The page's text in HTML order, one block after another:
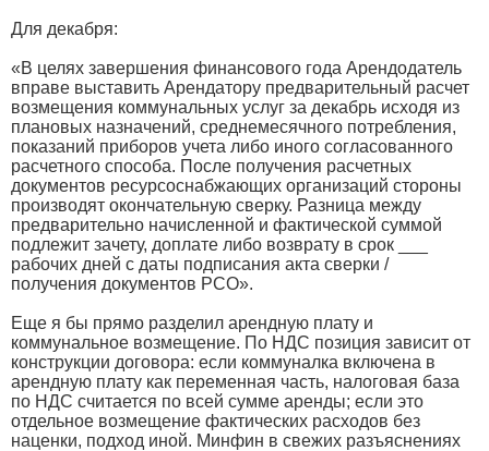
Для декабря:
«В целях завершения финансового года Арендодатель
вправе выставить Арендатору предварительный расчет
возмещения коммунальных услуг за декабрь исходя из
плановых назначений, среднемесячного потребления,
показаний приборов учета либо иного согласованного
расчетного способа. После получения расчетных
документов ресурсоснабжающих организаций стороны
производят окончательную сверку. Разница между
предварительно начисленной и фактической суммой
подлежит зачету, доплате либо возврату в срок ___
рабочих дней с даты подписания акта сверки /
получения документов РСО».
Еще я бы прямо разделил арендную плату и
коммунальное возмещение. По НДС позиция зависит от
конструкции договора: если коммуналка включена в
арендную плату как переменная часть, налоговая база
по НДС считается по всей сумме аренды; если это
отдельное возмещение фактических расходов без
наценки, подход иной. Минфин в свежих разъяснениях